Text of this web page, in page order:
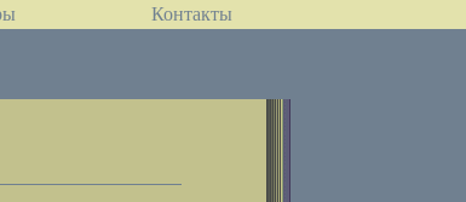
Контакты